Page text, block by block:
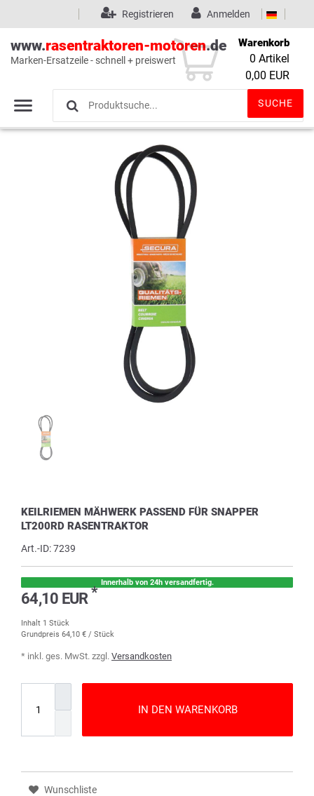
Wunschliste (0)
Anmelden
Registrieren
www.rasentraktoren-motoren.de
Marken-Ersatzeile - schnell + preiswert
SUCHE
Warenkorb
0 Artikel
0,00 EUR
KEILRIEMEN MÄHWERK PASSEND FÜR SNAPPER
LT200RD RASENTRAKTOR
Art.-ID:7239
Innerhalb von 24h versandfertig.
64,10 EUR*
Inhalt 1 Stück
Grundpreis 64,10 € / Stück
* inkl. ges. MwSt. zzgl. Versandkosten
IN DEN WARENKORB
Wunschliste